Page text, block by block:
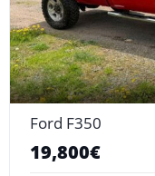
Ford F350
19,800€